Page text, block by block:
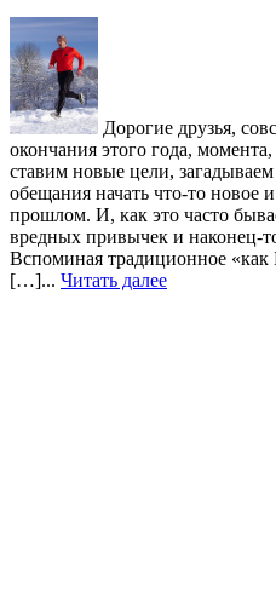
Дорогие друзья,
окончания этого года,
ставим новые цели,
обещания начать что-то новое
прошлом. И, как это часто
вредных привычек и наконец-
Вспоминая традиционное
[…]... Читать далее